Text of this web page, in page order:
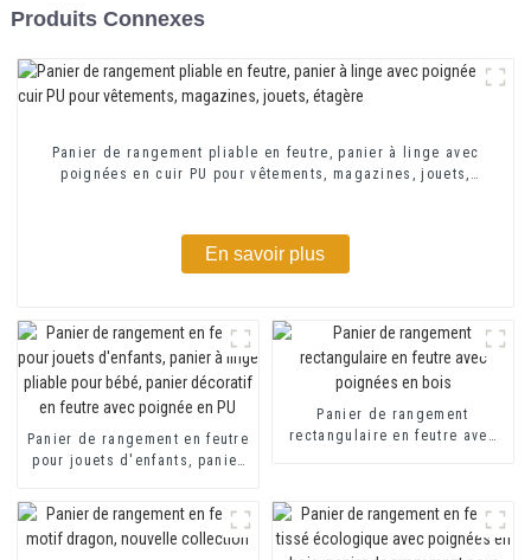
Produits Connexes
Panier de rangement pliable en feutre, panier à linge avec
poignées en cuir PU pour vêtements, magazines, jouets,
En savoir plus
Panier de rangement en feutre
pour jouets d'enfants, panier
panier décoratif en feutre
avec poignée en PU
Panier de rangement
rectangulaire en feutre avec